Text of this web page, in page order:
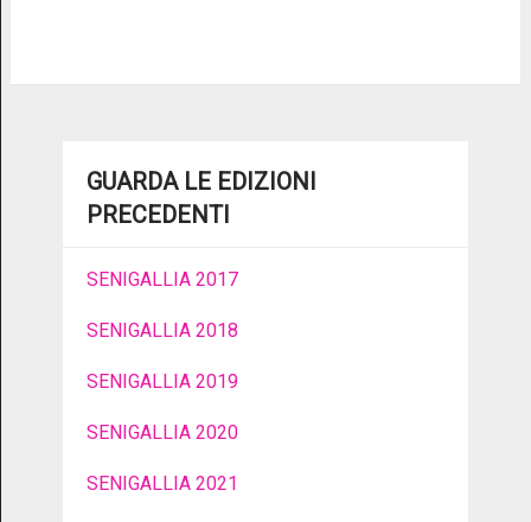
GUARDA LE EDIZIONI
PRECEDENTI
SENIGALLIA 2017
SENIGALLIA 2018
SENIGALLIA 2019
SENIGALLIA 2020
SENIGALLIA 2021